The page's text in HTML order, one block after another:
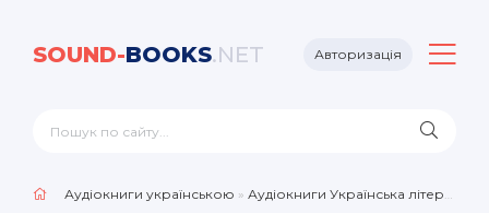
SOUND-BOOKS.NET Авторизація
Аудіокниги українською » Аудіокниги Українська література